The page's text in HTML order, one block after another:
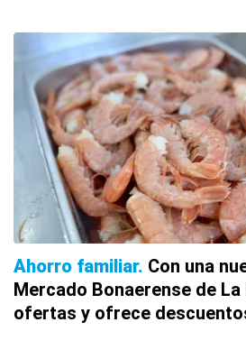
Ahorro familiar Con una
Mercado Bonaerense de
ofertas y ofrece